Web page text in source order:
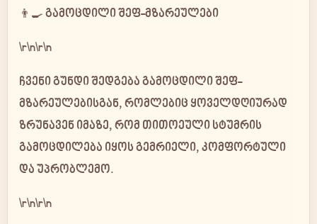
👨‍🍳 გამოცდილი შეფ-მზარეულები
\r\n\r\n
ჩვენი გუნდი შედგება გამოცდილი შეფ-
მზარეულებისგან, რომლებიც ყოველდღიურად
ზრუნავენ იმაზე, რომ თითოეული სტუმრის
გამოცდილება იყოს გემრიელი, კომფორტული
და უპრობლემო.
\r\n\r\n